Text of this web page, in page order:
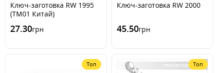
Ключ-заготовка RW 1995
(ТМ01 Китай)
27.30грн
Ключ-заготовка RW 2000
45.50грн
Топ
Топ